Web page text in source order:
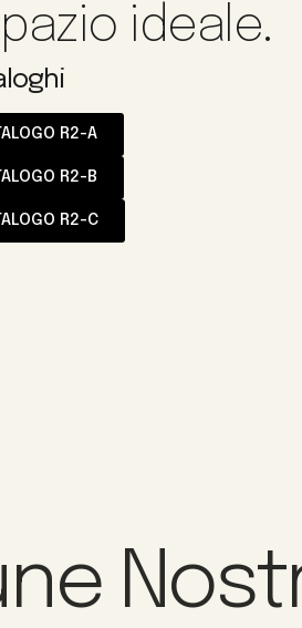
ideale.
R2-A
R2-B
R2-C